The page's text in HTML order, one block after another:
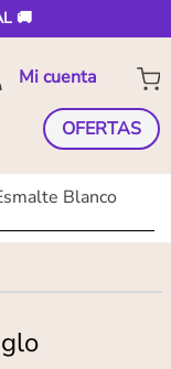
🚚
OFERTAS
Blanco